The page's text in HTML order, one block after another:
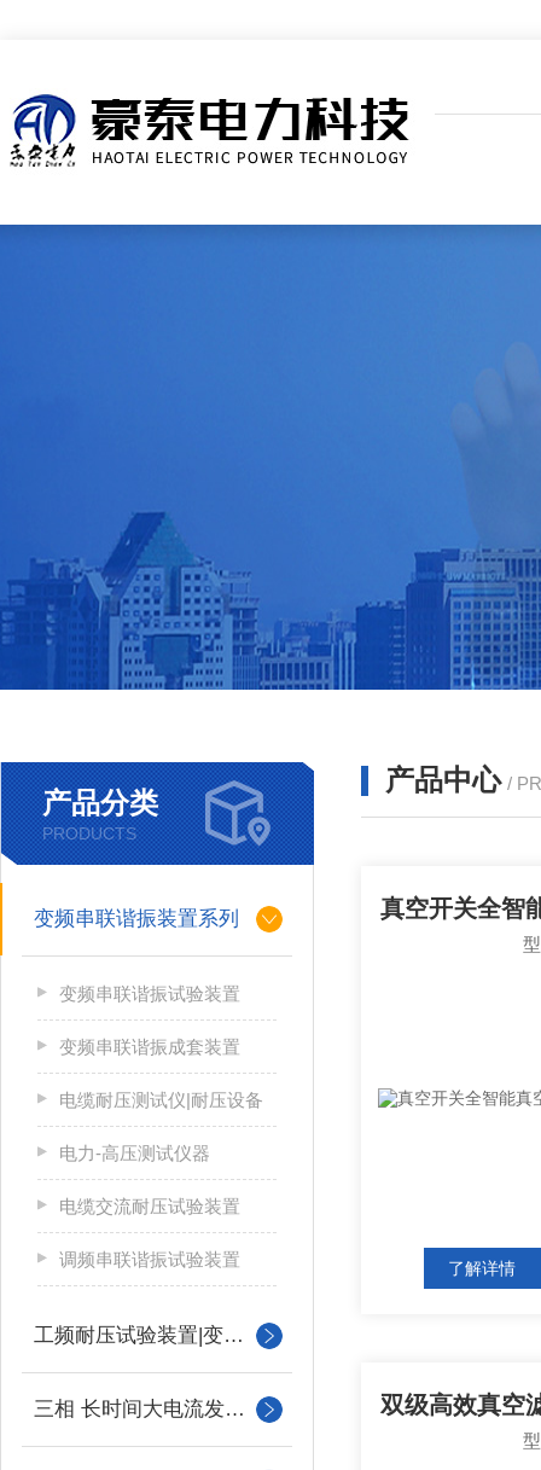
产品分类
PRODUCTS
变频串联谐振装置系列
变频串联谐振试验装置
变频串联谐振成套装置
电缆耐压测试仪|耐压设备
电力-高压测试仪器
电缆交流耐压试验装置
调频串联谐振试验装置
工频耐压试验装置|变压器
三相 长时间大电流发生器
产品中心 /
了解详情